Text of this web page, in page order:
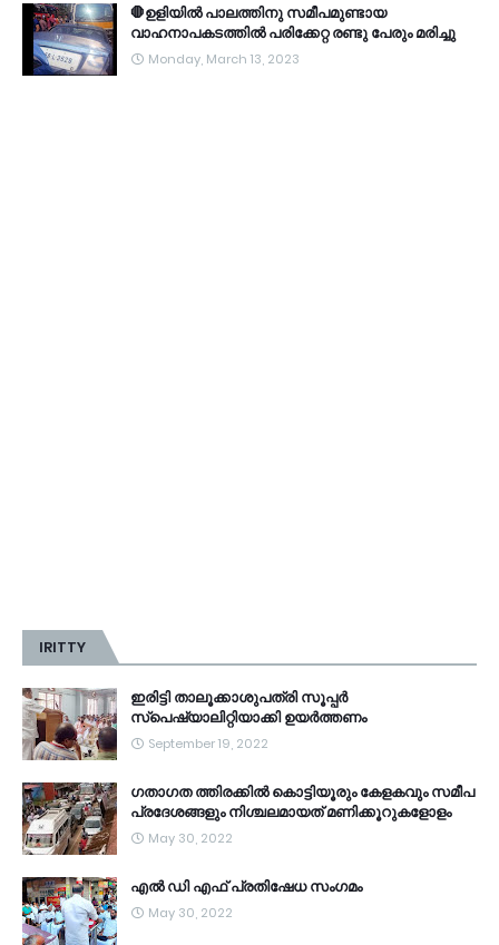
🛑ഉളിയിൽ പാലത്തിനു സമീപമുണ്ടായ
വാഹനാപകടത്തിൽ പരിക്കേറ്റ രണ്ടു പേരും മരിച്ചു
Monday, March 13, 2023
IRITTY
ഇരിട്ടി താലൂക്കാശുപത്രി സൂപ്പർ
സ്‌പെഷ്യാലിറ്റിയാക്കി ഉയർത്തണം
September 19, 2022
ഗതാഗത ത്തിരക്കിൽ കൊട്ടിയൂരും കേളകവും സമീപ
പ്രദേശങ്ങളും നിശ്ചലമായത് മണിക്കൂറുകളോളം
May 30, 2022
എൽ ഡി എഫ് പ്രതിഷേധ സംഗമം
May 30, 2022